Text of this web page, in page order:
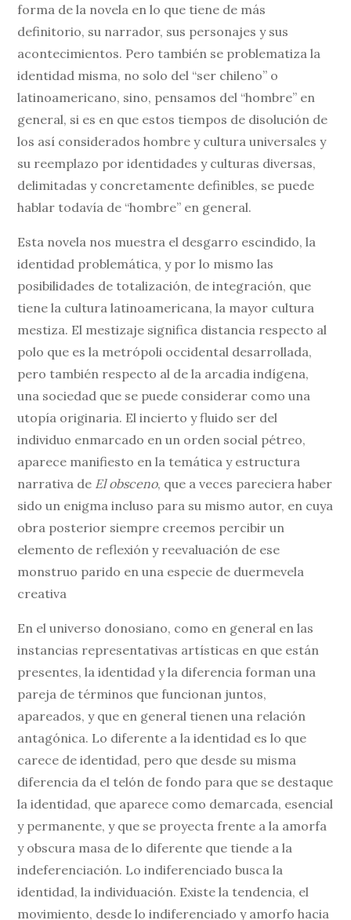
forma de la novela en lo que tiene de más
definitorio, su narrador, sus personajes y sus
acontecimientos. Pero también se problematiza la
identidad misma, no solo del “ser chileno” o
latinoamericano, sino, pensamos del “hombre” en
general, si es en que estos tiempos de disolución de
los así considerados hombre y cultura universales y
su reemplazo por identidades y culturas diversas,
delimitadas y concretamente definibles, se puede
hablar todavía de “hombre” en general.
Esta novela nos muestra el desgarro escindido, la
identidad problemática, y por lo mismo las
posibilidades de totalización, de integración, que
tiene la cultura latinoamericana, la mayor cultura
mestiza. El mestizaje significa distancia respecto al
polo que es la metrópoli occidental desarrollada,
pero también respecto al de la arcadia indígena,
una sociedad que se puede considerar como una
utopía originaria. El incierto y fluido ser del
individuo enmarcado en un orden social pétreo,
aparece manifiesto en la temática y estructura
narrativa de El obsceno, que a veces pareciera haber
sido un enigma incluso para su mismo autor, en cuya
obra posterior siempre creemos percibir un
elemento de reflexión y reevaluación de ese
monstruo parido en una especie de duermevela
creativa
En el universo donosiano, como en general en las
instancias representativas artísticas en que están
presentes, la identidad y la diferencia forman una
pareja de términos que funcionan juntos,
apareados, y que en general tienen una relación
antagónica. Lo diferente a la identidad es lo que
carece de identidad, pero que desde su misma
diferencia da el telón de fondo para que se destaque
la identidad, que aparece como demarcada, esencial
y permanente, y que se proyecta frente a la amorfa
y obscura masa de lo diferente que tiende a la
indeferenciación. Lo indiferenciado busca la
identidad, la individuación. Existe la tendencia, el
movimiento, desde lo indiferenciado y amorfo hacia